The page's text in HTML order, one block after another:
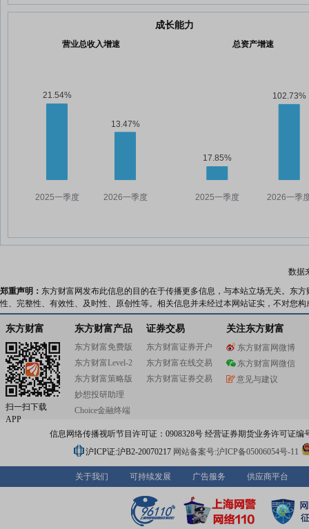
成长能力
营业总收入增速 总资产增速
数据
郑重声明： 东方财富网发布此信息的目的在于传播更多信息，与本站立场无关。东
性、完整性、有效性、及时性、原创性等。相关信息并未经过本网站证实，不对您
东方财富
扫一扫下载
APP
东方财富产品
东方财富免费版
东方财富Level-2
东方财富策略版
妙想投研助理
Choice金融终端
证券交易
东方财富证券开户
东方财富在线交易
东方财富证券交易
关注东方财富
东方财富网微博
东方财富网微信
意见与建议
信息网络传播视听节目许可证：0908328号 经营证券期货业务许可证编
沪ICP证:沪B2-20070217 网站备案号:沪ICP备05006054号-11
关于我们 可持续发展 广告服务 供应商平台